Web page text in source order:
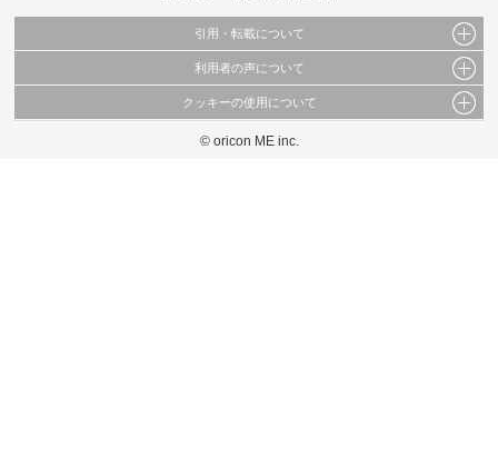
引用・転載について
当サイトで公開されている情報（文字、写真、イラスト、画像データ等）及びこれらの配
これらの情報を権利者の許可なく無断転載・複製などの二次利用を行うことは固く禁じて
利用者の声について
当サイトに掲載している内容はすべてサービスの利用者が提出された見解・感想です。
弊社の見解・ 意見ではないことをご理解いただいた上でご覧ください。
クッキーの使用について
このサイトでは Cookie を使用して、ユーザーに合わせたコンテンツや広告の表示、ソー
© oricon ME inc.